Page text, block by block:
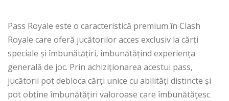
Pass Royale este o caracteristică premium în Clash
Royale care oferă jucătorilor acces exclusiv la cărți
speciale și îmbunătățiri, îmbunătățind experiența
generală de joc. Prin achiziționarea acestui pass,
jucătorii pot debloca cărți unice cu abilități distincte și
pot obține îmbunătățiri valoroase care îmbunătățesc